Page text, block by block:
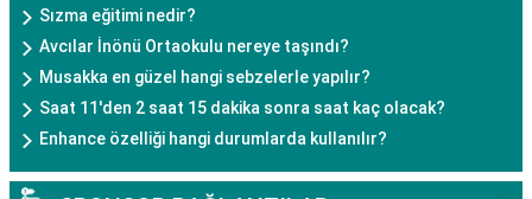
Sızma eğitimi nedir?
Avcılar İnönü Ortaokulu nereye taşındı?
Musakka en güzel hangi sebzelerle yapılır?
Saat 11'den 2 saat 15 dakika sonra saat kaç olacak?
Enhance özelliği hangi durumlarda kullanılır?